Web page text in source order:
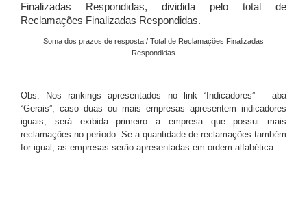
Finalizadas Respondidas, dividida pelo total de
Reclamações Finalizadas Respondidas.
Soma dos prazos de resposta / Total de Reclamações Finalizadas
Respondidas
Obs: Nos rankings apresentados no link “Indicadores” – aba
“Gerais”, caso duas ou mais empresas apresentem indicadores
iguais, será exibida primeiro a empresa que possui mais
reclamações no período. Se a quantidade de reclamações também
for igual, as empresas serão apresentadas em ordem alfabética.